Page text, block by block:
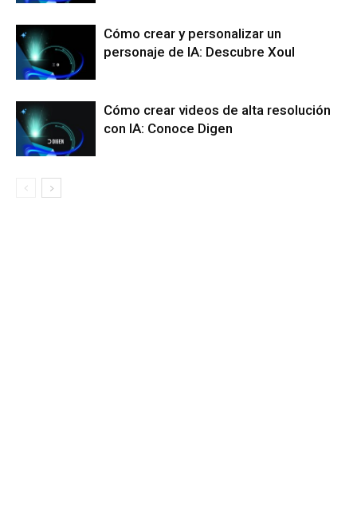
Cómo crear y personalizar un
personaje de IA: Descubre Xoul
Cómo crear videos de alta resolución
con IA: Conoce Digen